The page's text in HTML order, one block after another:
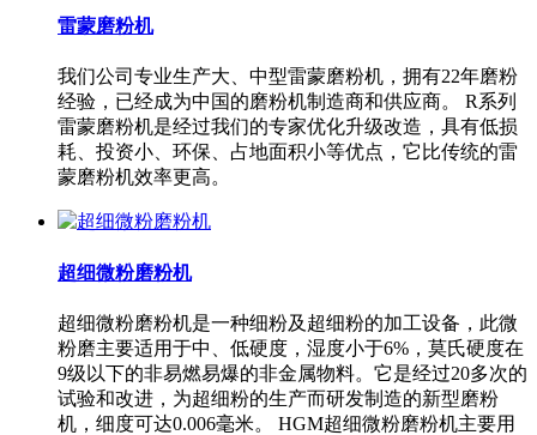
雷蒙磨粉机
我们公司专业生产大、中型雷蒙磨粉机，拥有22年磨粉
经验，已经成为中国的磨粉机制造商和供应商。 R系列
雷蒙磨粉机是经过我们的专家优化升级改造，具有低损
耗、投资小、环保、占地面积小等优点，它比传统的雷
蒙磨粉机效率更高。
超细微粉磨粉机
超细微粉磨粉机是一种细粉及超细粉的加工设备，此微
粉磨主要适用于中、低硬度，湿度小于6%，莫氏硬度在
9级以下的非易燃易爆的非金属物料。它是经过20多次的
试验和改进，为超细粉的生产而研发制造的新型磨粉
机，细度可达0.006毫米。 HGM超细微粉磨粉机主要用